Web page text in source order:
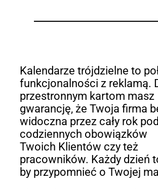
Kalendarze trójdzielne to
funkcjonalności z reklamą.
przestronnym kartom masz
gwarancję, że Twoja firma
widoczna przez cały rok
codziennych obowiązków
Twoich Klientów czy też
pracowników. Każdy dzień
by przypomnieć o Twojej